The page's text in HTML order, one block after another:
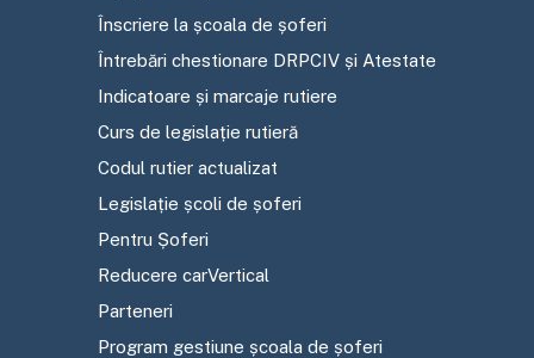
Înscriere la școala de șoferi
Întrebări chestionare DRPCIV și Atestate
Indicatoare și marcaje rutiere
Curs de legislație rutieră
Codul rutier actualizat
Legislație școli de șoferi
Pentru Șoferi
Reducere carVertical
Parteneri
Program gestiune școala de șoferi